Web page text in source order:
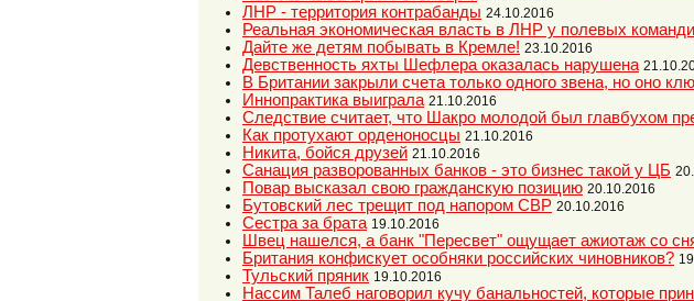
ЛНР - территория контрабанды 24.10.2016
Реальная экономическая власть в ЛНР у полевых
Дайте же детям побывать в Кремле! 23.10.2016
Девственность яхты Шефлера оказалась нарушена
В Британии закрыли счета только одного звена, но оно
Иннопрактика выиграла 21.10.2016
Следствие считает, что Шакро молодой был главбухом
Как протухают орденоносцы 21.10.2016
Никита, бойся друзей 21.10.2016
Санация разворованных банков - это бизнес такой у ЦБ
Повар высказал свою гражданскую позицию 20.10.2016
Бутовский лес трещит под напором СВР 20.10.2016
Сестра за брата 19.10.2016
Швец нашелся, а банк "Пересвет" ощущает ажиотаж со
Британия конфискует особняки российских чиновников?
Тульский пряник 19.10.2016
Нассим Талеб наговорил кучу банальностей, которые